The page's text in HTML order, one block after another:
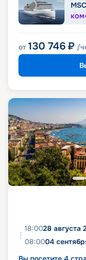
от 130 746 ₽ /
18:0028 августа
08:0004